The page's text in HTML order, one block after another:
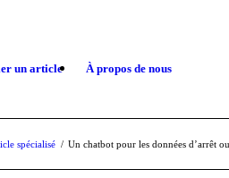
un article À propos de nous
spécialisé / Un chatbot pour les données d’arrêt